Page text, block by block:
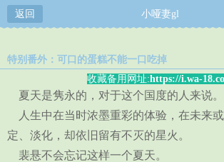
返回 小哑妻gl
特别番外：可口的蛋糕不能一口吃掉
收藏备用网址:https://i.wa-
夏天是隽永的，对于这个国度的人来说。
人生中在当时浓墨重彩的体验，在未来
定、淡化，却依旧留有不灭的星火。
裴悬不会忘记这样一个夏天。